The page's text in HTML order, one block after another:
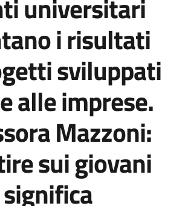
universitari
i risultati
sviluppati
alle imprese.
Mazzoni:
sui giovani